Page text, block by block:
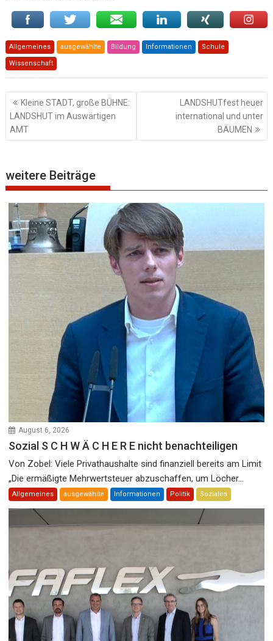
Allgemeines ausgewählte Bildung Informationen Schule
Wissenschaft
Beitragsnavigation
Kleine STADT, große BÜHNE:
LANDSHUT im Auswärtigen
AMT
LANDSHUTfest heuer
international und unter
BÄUMEN
weitere Beiträge
August 6, 2026
Sozial S C H W Ä C H E R E nicht benachteiligen
Von Zobel: Viele Privathaushalte sind finanziell bereits am Limit
„Die ermäßigte Mehrwertsteuer abzuschaffen, um Löcher...
Allgemeines ausgewählte Informationen Politik Soziales